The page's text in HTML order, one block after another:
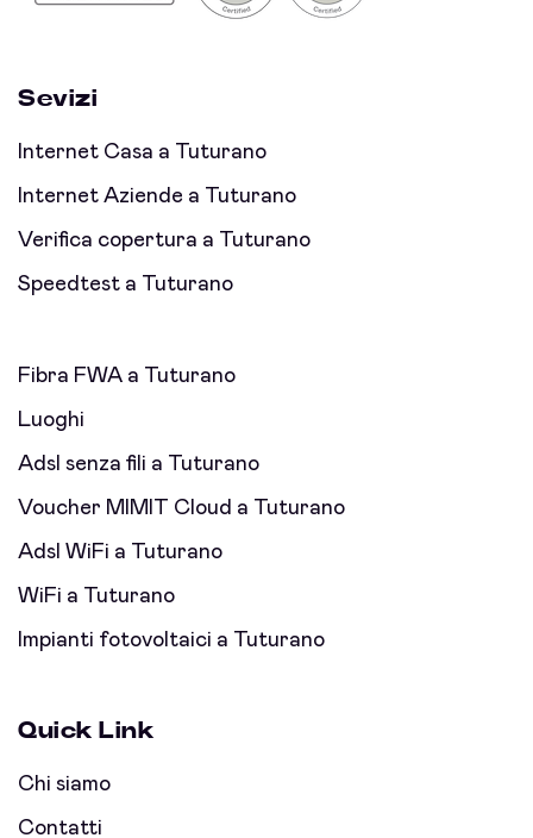
Sevizi
Internet Casa a Tuturano
Internet Aziende a Tuturano
Verifica copertura a Tuturano
Speedtest a Tuturano
Fibra FWA a Tuturano
Luoghi
Adsl senza fili a Tuturano
Voucher MIMIT Cloud a Tuturano
Adsl WiFi a Tuturano
WiFi a Tuturano
Impianti fotovoltaici a Tuturano
Quick Link
Chi siamo
Contatti